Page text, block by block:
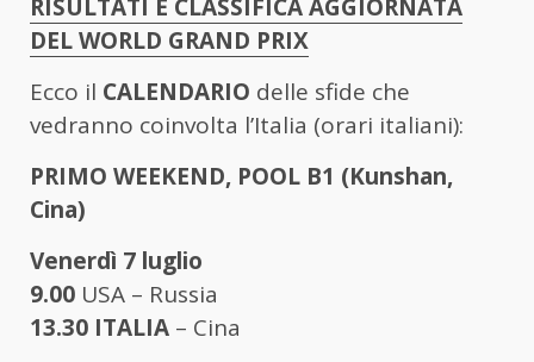
RISULTATI E CLASSIFICA AGGIORNATA
DEL WORLD GRAND PRIX
Ecco il CALENDARIO delle sfide che
vedranno coinvolta l’Italia (orari italiani):
PRIMO WEEKEND, POOL B1 (Kunshan,
Cina)
Venerdì 7 luglio
9.00 USA – Russia
13.30 ITALIA – Cina